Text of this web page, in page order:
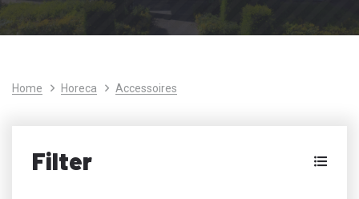
Home Horeca Accessoires
Filter